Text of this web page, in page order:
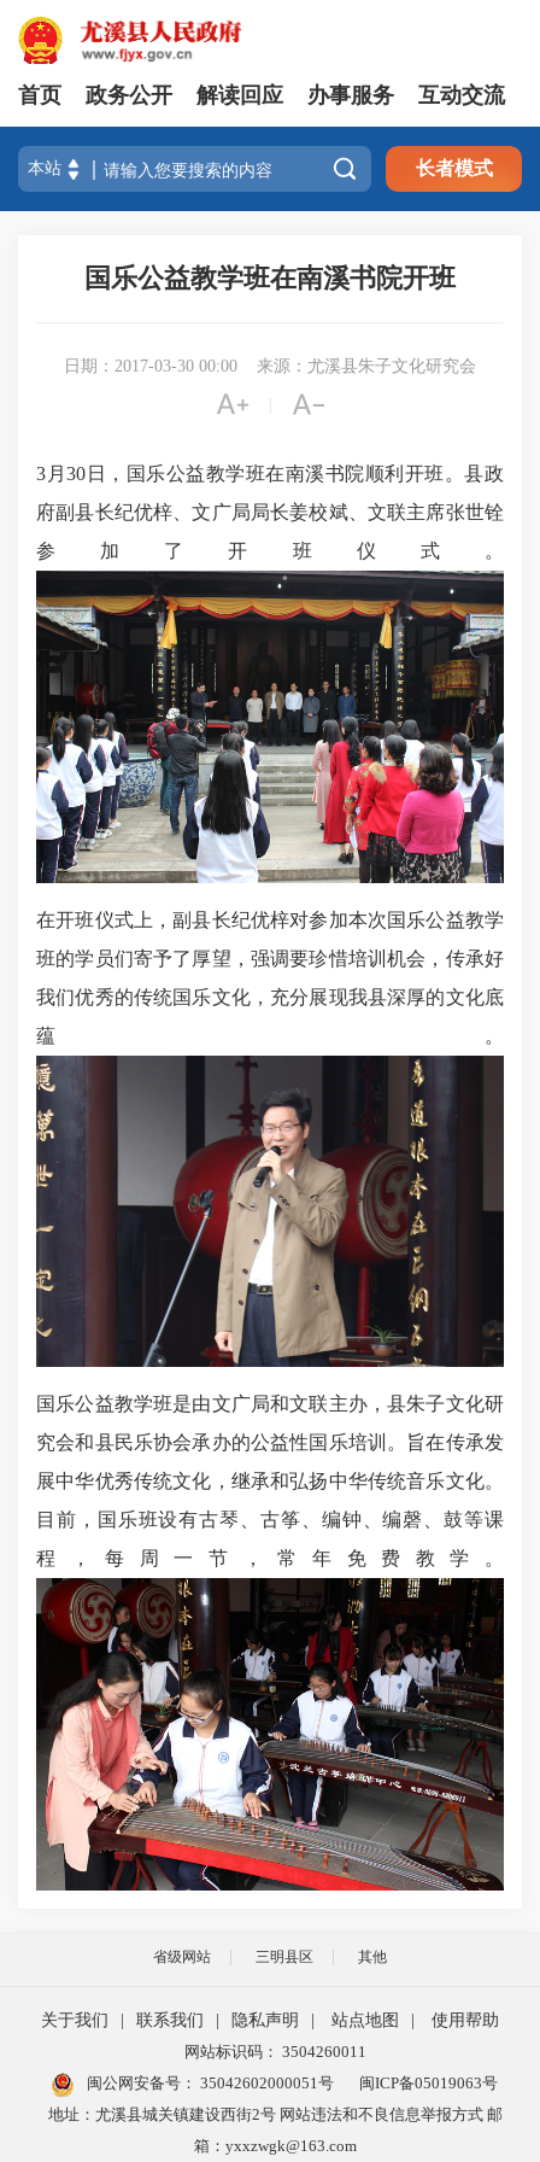
首页 政务公开 解读回应 办事服务 互动交流
 长者模式
国乐公益教学班在南溪书院开班
日期：2017-03-30 00:00 来源：尤溪县朱子文化研究会
 
3月30日
，国乐公益教学班在南溪书院顺利开班。县政
府副县长纪优梓、文广局局长姜校斌、文联主席张世铨
参加了开班仪式。
在开班仪式上，副县长纪优梓对参加本次国乐公益教学
班的学员们寄予了厚望，强调要珍惜培训机会，传承好
我们优秀的传统国乐文化，充分展现我县深厚的文化底
蕴。
国乐公益教学班是由文广局和文联主办，县朱子文化研
究会和县民乐协会承办的公益性国乐培训。旨在传承发
展中华优秀传统文化，继承和弘扬中华传统音乐文化。
目前，国乐班设有古琴、古筝、编钟、编磬、鼓等课
程，每周一节，常年免费教学。
省级网站 三明县区 其他
关于我们 联系我们 隐私声明 站点地图
使用帮助
网站标识码： 3504260011
闽公网安备号： 35042602000051号
闽ICP备05019063号
地址：尤溪县城关镇建设西街2号 网站违法和不良信息举报方式 邮
箱：yxxzwgk@163.com